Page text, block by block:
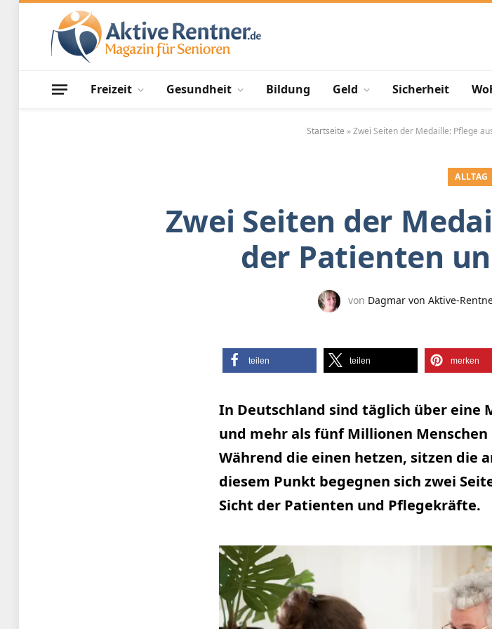
Freizeit Gesundheit Bildung Geld Sicherheit
Startseite »Zwei Seiten der Medaille: Pflege
ALLTAG
Zwei Seiten der
der Patienten
von Dagmar von Aktive-
teilen teilen merken
In Deutschland sind täglich über eine
und mehr als fünf Millionen
Während die einen hetzen, sitzen die
diesem Punkt begegnen sich zwei
Sicht der Patienten und Pflegekräfte.